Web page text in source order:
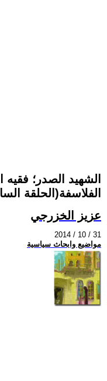
الشهيد الصدر؛
الفلاسفة(الحلقة
عزيز الخزرجي
2014 / 10 / 31
مواضيع وابحاث سياسية